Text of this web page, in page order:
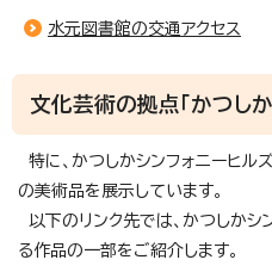
水元図書館の交通アクセス
文化芸術の拠点「かつし
特に、かつしかシンフォニーヒル
の美術品を展示しています。
以下のリンク先では、かつしかシ
る作品の一部をご紹介します。